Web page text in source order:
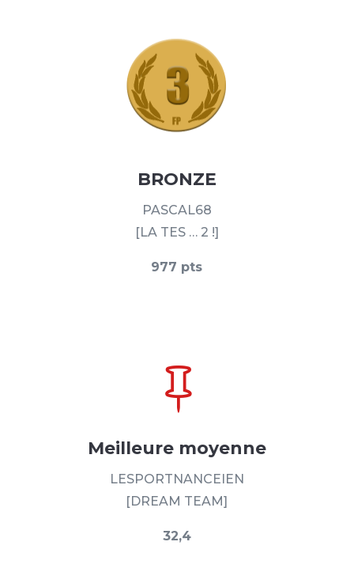
BRONZE
PASCAL68
[LA TES … 2 !]
977 pts

Meilleure moyenne
LESPORTNANCEIEN
[DREAM TEAM]
32,4